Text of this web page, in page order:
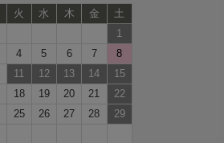
火 水 木 金
土
1
4 5 6 7
8
11 12 13 14
15
18 19 20 21
22
25 26 27 28
29